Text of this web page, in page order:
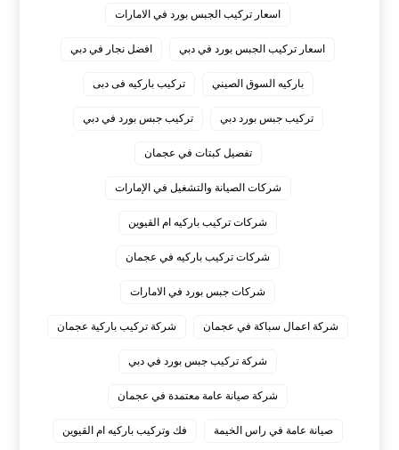
اسعار تركيب الجبس بورد في الامارات
اسعار تركيب الجبس بورد في دبي افضل نجار في دبي
باركيه السوق الصيني تركيب باركيه فى دبى
تركيب جبس بورد دبي تركيب جبس بورد في دبي
تفصيل كبتات في عجمان
شركات الصيانة والتشغيل في الإمارات
شركات تركيب باركيه ام القيوين
شركات تركيب باركيه في عجمان
شركات جبس بورد في الامارات
شركة اعمال سباكة في عجمان شركة تركيب باركية عجمان
شركة تركيب جبس بورد في دبي
شركة صيانة عامة معتمدة في عجمان
صيانة عامة في راس الخيمة فك وتركيب باركيه ام القيوين